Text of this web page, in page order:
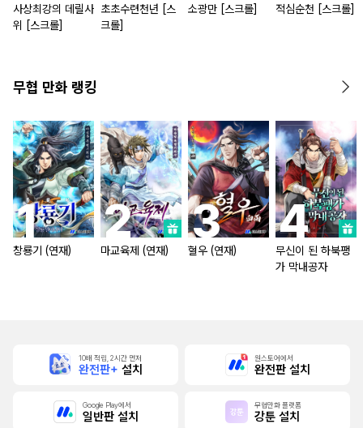
사상최강의 데릴사
위 [스크롤]
초초수련천년 [스
크롤]
소광만 [스크롤] 적심순천 [스크롤]
무협 만화 랭킹
창룡기 (연재) 마교육제 (연재) 혈우 (연재)
무신이 된 하북팽
가 막내공자
10배 적립, 2시간 먼저
완전판+ 설치
원스토어에서
완전판 설치
Google Play에서
일반판 설치
무협만화 플랫폼
강툰 설치